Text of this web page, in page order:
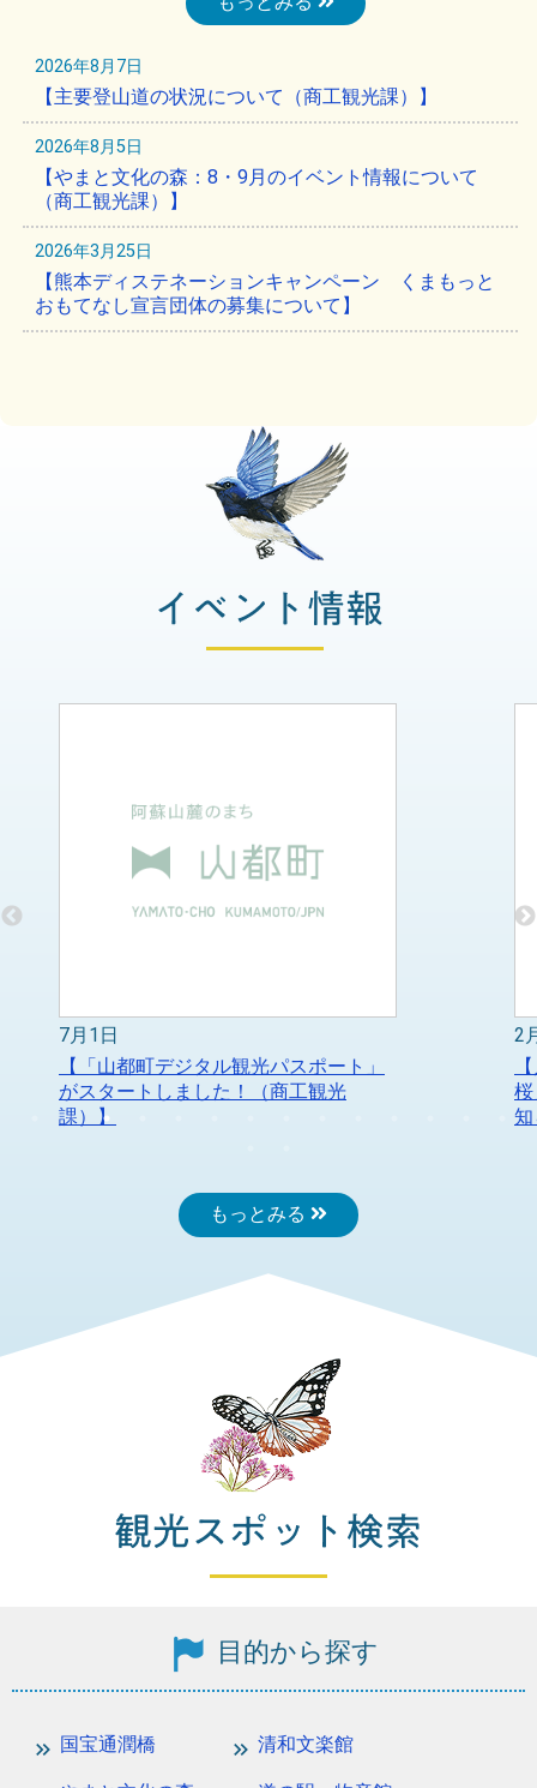
2026年8月7日
【主要登山道の状況について（商工観光課）】
2026年8月5日
【やまと文化の森：8・9月のイベント情報について
（商工観光課）】
2026年3月25日
【熊本ディステネーションキャンペーン くまもっと
おもてなし宣言団体の募集について】
7月1日
【「山都町デジタル観光パスポート」
がスタートしました！（商工観光
課）】
2
もっとみる
目的から探す
国宝通潤橋 清和文楽館